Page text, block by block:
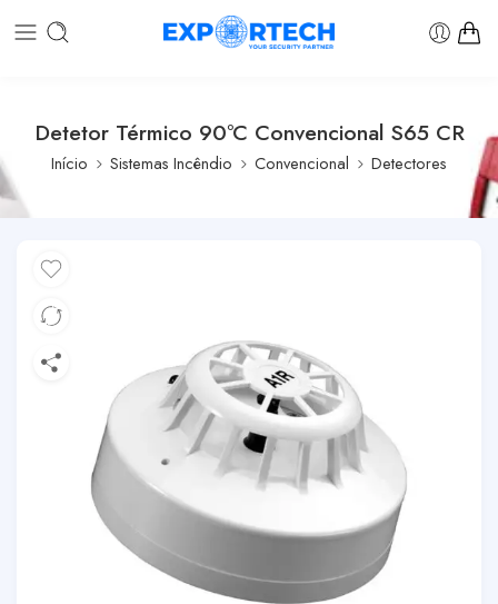
Detetor Térmico 90ºC Convencional S65 CR
Início Sistemas Incêndio Convencional Detectores